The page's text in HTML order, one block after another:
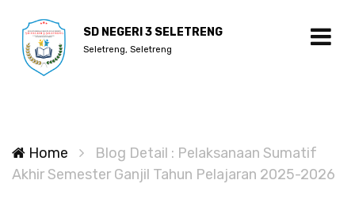
SD NEGERI 3 SELETRENG
Seletreng, Seletreng
Home
Blog Detail : Pelaksanaan Sumatif
Akhir Semester Ganjil Tahun Pelajaran 2025-2026